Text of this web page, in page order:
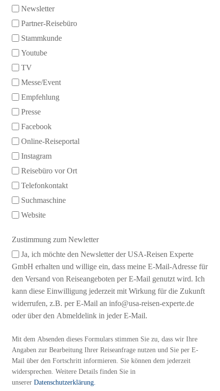
Newsletter
Partner-Reisebüro
Stammkunde
Youtube
TV
Messe/Event
Empfehlung
Presse
Facebook
Online-Reiseportal
Instagram
Reisebüro vor Ort
Telefonkontakt
Suchmaschine
Website
Zustimmung zum Newletter
Ja, ich möchte den Newsletter der USA-Reisen Experte
GmbH erhalten und willige ein, dass meine E-Mail-Adresse für
den Versand von Reiseangeboten per E-Mail genutzt wird. Ich
kann diese Einwilligung jederzeit mit Wirkung für die Zukunft
widerrufen, z.B. per E-Mail an info@usa-reisen-experte.de
oder über den Abmeldelink in jeder E-Mail.
Mit dem Absenden dieses Formulars stimmen Sie zu, dass wir Ihre
Angaben zur Bearbeitung Ihrer Reiseanfrage nutzen und Sie per E-
Mail über den Fortschritt informieren. Sie können dem jederzeit
widersprechen. Weitere Details finden Sie in
unserer Datenschutzerklärung.